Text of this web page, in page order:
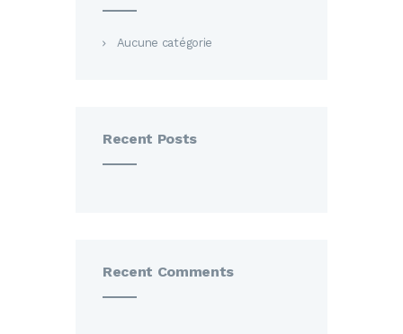
Aucune catégorie
Recent Posts
Recent Comments